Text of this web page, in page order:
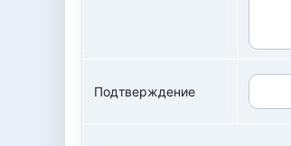
Подтверждение